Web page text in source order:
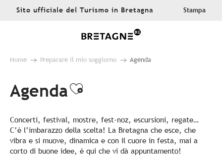
AllerSito ufficiale del Turismo in Bretagna Stampa
Home Preparare il mio soggiorno Agenda
AgendaAjouter aux favoris
Concerti, festival, mostre, fest-noz, escursioni, regate…
C’è l’imbarazzo della scelta! La Bretagna che esce, che
vibra e si muove, dinamica e con il cuore in festa, mai a
corto di buone idee, è qui che vi dà appuntamento!